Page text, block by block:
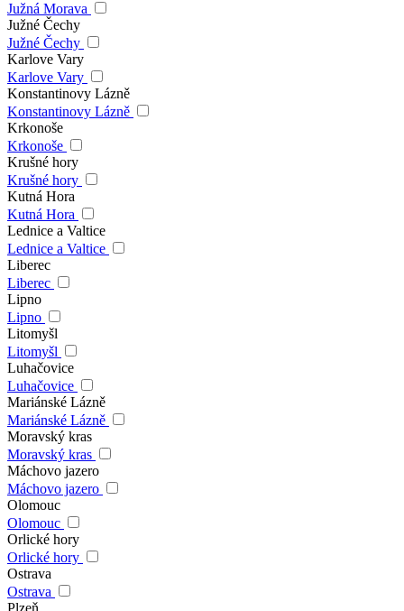
Južná Morava
Južné Čechy
Južné Čechy
Karlove Vary
Karlove Vary
Konstantinovy Lázně
Konstantinovy Lázně
Krkonoše
Krkonoše
Krušné hory
Krušné hory
Kutná Hora
Kutná Hora
Lednice a Valtice
Lednice a Valtice
Liberec
Liberec
Lipno
Lipno
Litomyšl
Litomyšl
Luhačovice
Luhačovice
Mariánské Lázně
Mariánské Lázně
Moravský kras
Moravský kras
Máchovo jazero
Máchovo jazero
Olomouc
Olomouc
Orlické hory
Orlické hory
Ostrava
Ostrava